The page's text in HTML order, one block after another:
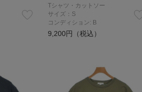
Tシャツ・カットソー
サイズ：S
コンディション: B
9,200円（税込）